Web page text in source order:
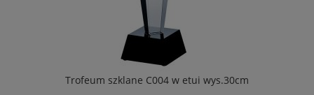
Trofeum szklane C004 w etui wys.30cm